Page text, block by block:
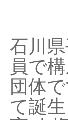
石川
員で
団体
て誕